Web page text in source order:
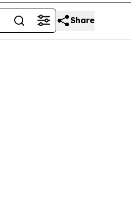
Share